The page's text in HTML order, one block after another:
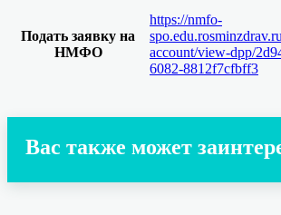
Подать заявку на
НМФО
https://nmfo-
account/view-dpp/
6082-8812f7cfbff3
Вас также может